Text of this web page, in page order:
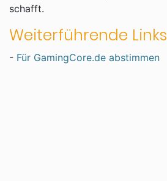
schafft.
Weiterführende Links
- Für GamingCore.de abstimmen